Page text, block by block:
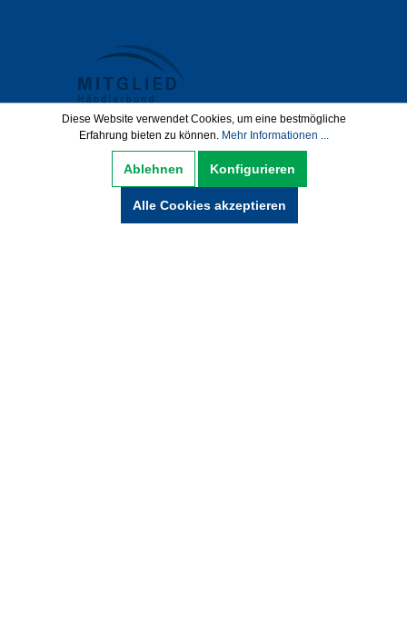
Datenschutz AGB
Impressum
Hinweise zur Batterieentsorgung
Diese Website verwendet Cookies, um eine bestmögliche
Erfahrung bieten zu können. Mehr Informationen ...
Ablehnen Konfigurieren
Alle Cookies akzeptieren